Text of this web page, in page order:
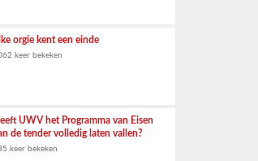
orgie kent een einde
keer bekeken
UWV het Programma van Eisen
de tender volledig laten vallen?
keer bekeken